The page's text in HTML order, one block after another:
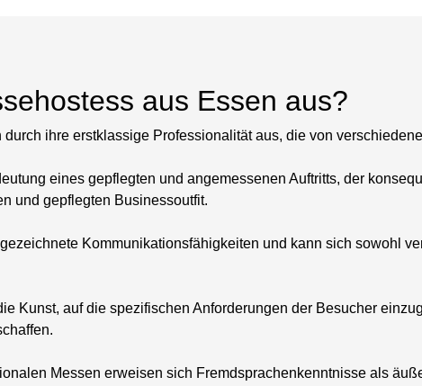
aus Essen aus?
ihre erstklassige Professionalität aus, die von
eines gepflegten und angemessenen Auftritts, der
und gepflegten Businessoutfit.
Kommunikationsfähigkeiten und kann sich sowohl
Kunst, auf die spezifischen Anforderungen der Besucher
Messen erweisen sich Fremdsprachenkenntnisse als